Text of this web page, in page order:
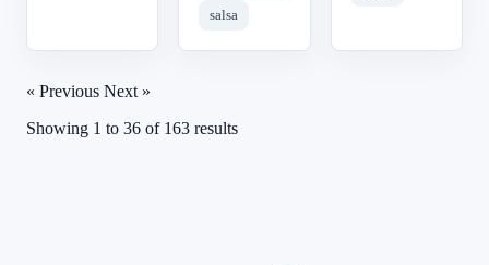
salsa
« Previous Next »
Showing 1 to 36 of 163 results